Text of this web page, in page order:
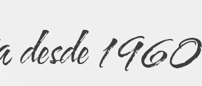
desde 1960